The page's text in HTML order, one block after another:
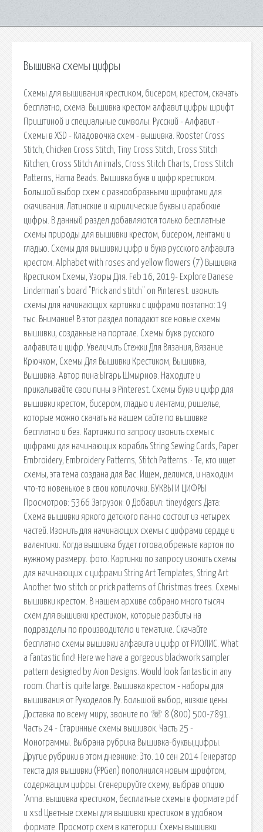
Вышивка схемы цифры
Схемы для вышивания крестиком, бисером, крестом, скачать
бесплатно, схема. Вышивка крестом алфавит цифры шрифт
Приштиной и специальные символы. Русский - Алфавит -
Схемы в XSD - Кладовочка схем - вышивка. Rooster Cross
Stitch, Chicken Cross Stitch, Tiny Cross Stitch, Cross Stitch
Kitchen, Cross Stitch Animals, Cross Stitch Charts, Cross Stitch
Patterns, Hama Beads. Вышивка букв и цифр крестиком.
Большой выбор схем с разнообразными шрифтами для
скачивания. Латинские и кирилические буквы и арабские
цифры. В данный раздел добавляются только бесплатные
схемы природы для вышивки крестом, бисером, лентами и
гладью. Схемы для вышивки цифр и букв русского алфавита
крестом. Alphabet with roses and yellow flowers (7) Вышивка
Крестиком Схемы, Узоры Для. Feb 16, 2019- Explore Danese
Linderman's board "Prick and stitch" on Pinterest. изонить
схемы для начинающих картинки с цифрами поэтапно: 19
тыс. Внимание! В этот раздел попадают все новые схемы
вышивки, созданные на портале. Схемы букв русского
алфавита и цифр. Увеличить Стежки Для Вязания, Вязание
Крючком, Схемы Для Вышивки Крестиком, Вышивка,
Вышивка. Автор пина:Ыгарь Шмырнов. Находите и
прикалывайте свои пины в Pinterest. Схемы букв и цифр для
вышивки крестом, бисером, гладью и лентами, ришелье,
которые можно скачать на нашем сайте по вышивке
бесплатно и без. Картинки по запросу изонить схемы с
цифрами для начинающих корабль String Sewing Cards, Paper
Embroidery, Embroidery Patterns, Stitch Patterns. · Те, кто ищет
схемы, эта тема создана для Вас. Ищем, делимся, и находим
что-то новенькое в свои копилочки. БУКВЫ И ЦИФРЫ
Просмотров: 5366 Загрузок: 0 Добавил: tineydgers Дата:
Схема вышивки яркого детского панно состоит из четырех
частей. Изонить для начинающих схемы с цифрами сердце и
валентики. Когда вышивка будет готова,обрежьте картон по
нужному размеру. фото. Картинки по запросу изонить схемы
для начинающих с цифрами String Art Templates, String Art
Another two stitch or prick patterns of Christmas trees. Схемы
вышивки крестом. В нашем архиве собрано много тысяч
схем для вышивки крестиком, которые разбиты на
подразделы по производителю и тематике. Скачайте
бесплатно схемы вышивки алфавита и цифр от РИОЛИС. What
a fantastic find! Here we have a gorgeous blackwork sampler
pattern designed by Aion Designs. Would look fantastic in any
room. Chart is quite large. Вышивка крестом - наборы для
вышивания от Рукоделов.Ру. Большой выбор, низкие цены.
Доставка по всему миру, звоните по ☏ 8 (800) 500-7891.
Часть 24 - Старинные схемы вышивок. Часть 25 -
Монограммы. Выбрана рубрика Вышивка-буквы,цифры.
Другие рубрики в этом дневнике: Это. 10 сен 2014 Генератор
текста для вышивки (PPGen) пополнился новым шрифтом,
содержащим цифры. Сгенерируйте схему, выбрав опцию
'Anna. вышивка крестиком, бесплатные схемы в формате pdf
и xsd Цветные схемы для вышивки крестиком в удобном
формате. Просмотр схем в категории: Схемы вышивки